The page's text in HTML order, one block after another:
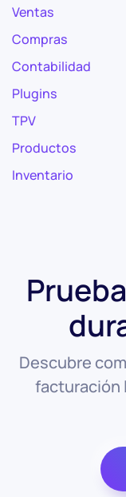
Ventas
Compras
Contabilidad
Plugins
TPV
Productos
Inventario
Descubre
facturación